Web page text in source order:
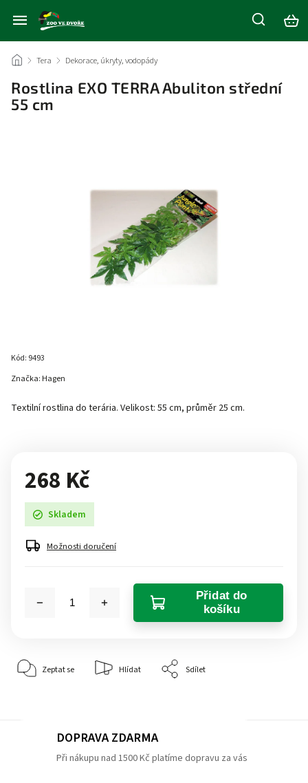
/ Tera / Dekorace, úkryty, vodopády
Rostlina EXO TERRA Abuliton střední
55 cm
Kód: 9493
Textilní rostlina do terária. Velikost: 55 cm, průměr 25 cm.
Značka: Hagen
268 Kč
Skladem
Možnosti doručení
Přidat do
košíku
Zeptat se Hlídat Sdílet
DOPRAVA ZDARMA
Při nákupu nad 1500 Kč platíme dopravu za vás